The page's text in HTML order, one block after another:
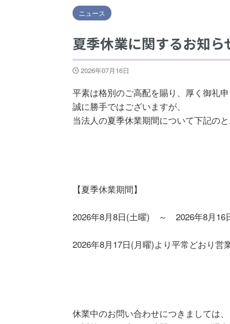
ニュース
夏季休業に関するお知ら
2026年07月16日
平素は格別のご高配を賜り、厚く御礼申
誠に勝手ではございますが、
当法人の夏季休業期間について下記の
【夏季休業期間】
2026年8月8日(土曜) ～ 2026年8月16
2026年8月17日(月曜)より平常どおり営
休業中のお問い合わせにつきましては、